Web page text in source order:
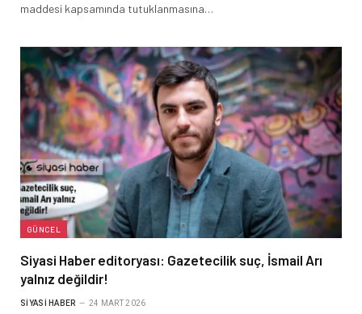
maddesi kapsamında tutuklanmasına…
GÜNCEL
Siyasi Haber editoryası: Gazetecilik suç, İsmail Arı
yalnız değildir!
SIYASI HABER 24 MART 2026